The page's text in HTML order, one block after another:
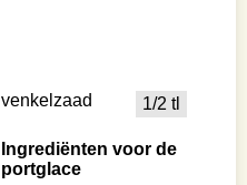
venkelzaad 1/2 tl
Ingrediënten voor de
portglace